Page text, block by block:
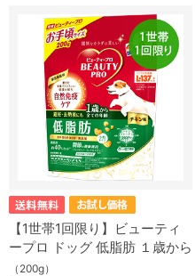
【1世帯1回限り】ビューティ
ープロ ドッグ 低脂肪 １歳から
（200g）